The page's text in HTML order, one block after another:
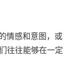
情感和意图，或
往往能够在一定